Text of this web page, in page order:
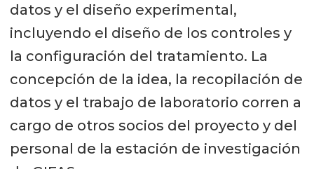
datos y el diseño experimental,
incluyendo el diseño de los controles y
la configuración del tratamiento. La
concepción de la idea, la recopilación de
datos y el trabajo de laboratorio corren a
cargo de otros socios del proyecto y del
personal de la estación de investigación